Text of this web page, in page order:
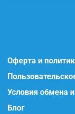
Оферта и
Условия обмена
Блог